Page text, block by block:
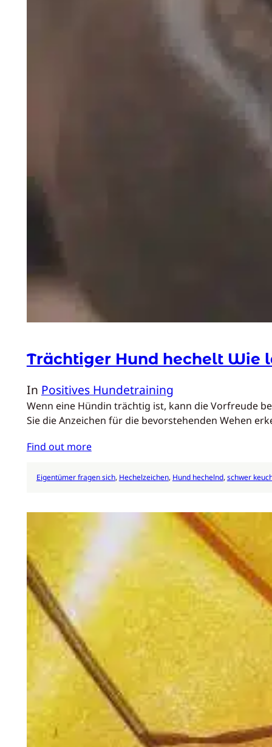
Trächtiger Hund hechelt Wie
In Positives Hundetraining
Wenn eine Hündin trächtig ist, kann die Vorfreude
Sie die Anzeichen für die bevorstehenden Wehen
Find out more
Eigentümer fragen sich, Hechelzeichen, Hund hechelnd, schwer